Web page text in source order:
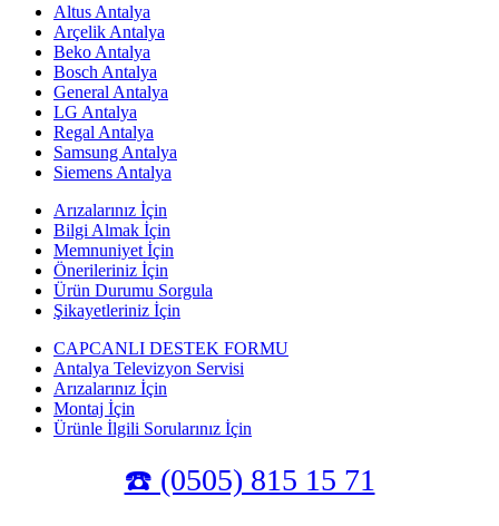
Altus Antalya
Arçelik Antalya
Beko Antalya
Bosch Antalya
General Antalya
LG Antalya
Regal Antalya
Samsung Antalya
Siemens Antalya
Arızalarınız İçin
Bilgi Almak İçin
Memnuniyet İçin
Önerileriniz İçin
Ürün Durumu Sorgula
Şikayetleriniz İçin
CAPCANLI DESTEK FORMU
Antalya Televizyon Servisi
Arızalarınız İçin
Montaj İçin
Ürünle İlgili Sorularınız İçin
☎️ (0505) 815 15 71